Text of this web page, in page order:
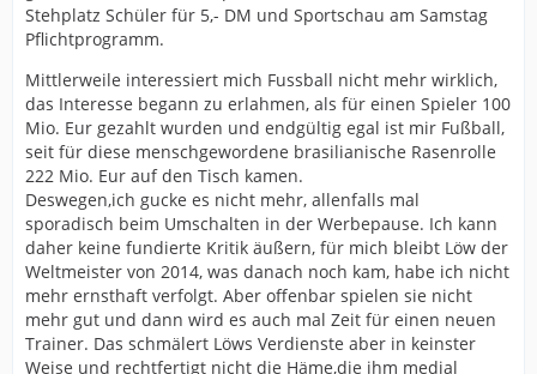
Stehplatz Schüler für 5,- DM und Sportschau am Samstag
Pflichtprogramm.
Mittlerweile interessiert mich Fussball nicht mehr wirklich,
das Interesse begann zu erlahmen, als für einen Spieler 100
Mio. Eur gezahlt wurden und endgültig egal ist mir Fußball,
seit für diese menschgewordene brasilianische Rasenrolle
222 Mio. Eur auf den Tisch kamen.
Deswegen,ich gucke es nicht mehr, allenfalls mal
sporadisch beim Umschalten in der Werbepause. Ich kann
daher keine fundierte Kritik äußern, für mich bleibt Löw der
Weltmeister von 2014, was danach noch kam, habe ich nicht
mehr ernsthaft verfolgt. Aber offenbar spielen sie nicht
mehr gut und dann wird es auch mal Zeit für einen neuen
Trainer. Das schmälert Löws Verdienste aber in keinster
Weise und rechtfertigt nicht die Häme,die ihm medial